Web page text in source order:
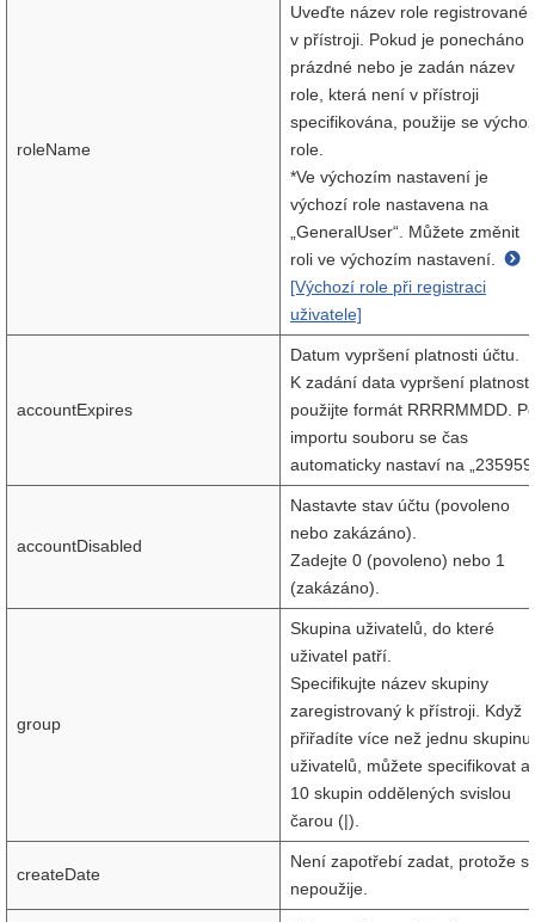
roleName
Uveďte název role registrované
v přístroji. Pokud je ponecháno
prázdné nebo je zadán název
role, která není v přístroji
specifikována, použije se
role.
*Ve výchozím nastavení je
výchozí role nastavena na
„GeneralUser“. Můžete změnit
roli ve výchozím nastavení.
[Výchozí role při registraci
uživatele]
accountExpires
Datum vypršení platnosti účtu.
K zadání data vypršení platnosti
použijte formát RRRRMMDD.
importu souboru se čas
automaticky nastaví na
accountDisabled
Nastavte stav účtu (povoleno
nebo zakázáno).
Zadejte 0 (povoleno) nebo 1
(zakázáno).
group
Skupina uživatelů, do které
uživatel patří.
Specifikujte název skupiny
zaregistrovaný k přístroji. Když
přiřadíte více než jednu skupinu
uživatelů, můžete specifikovat
10 skupin oddělených svislou
čarou (|).
createDate
Není zapotřebí zadat, protože
nepoužije.